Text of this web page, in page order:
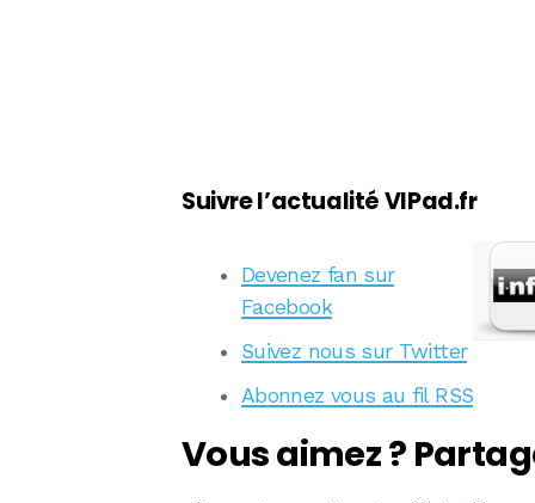
Suivre l’actualité VIPad.fr
Devenez fan sur
Facebook
Suivez nous sur Twitter
Abonnez vous au fil RSS
Vous aimez ?